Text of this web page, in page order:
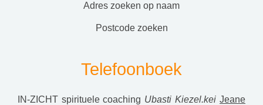
adres zoeken op naam
postcode zoeken
Telefoonboek
IN-ZICHT spirituele coaching Ubasti Kiezel.kei Jeane